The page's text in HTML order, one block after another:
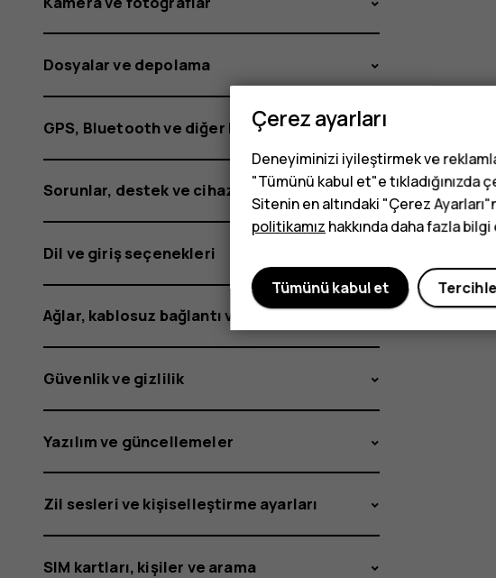
Dosyalar ve depolama
GPS, Bluetooth ve diğer bağlantılar
Sorunlar, destek ve cihaz bilgisi
Dil ve giriş seçenekleri
Ağlar, kablosuz bağlantı ve mobil veri
Güvenlik ve gizlilik
Yazılım ve güncellemeler
Zil sesleri ve kişiselleştirme ayarları
SIM kartları, kişiler ve arama
Çerez ayarları
Deneyiminizi iyileştirmek ve
"Tümünü kabul et"e tıkladığınızda
Sitenin en altındaki "Çerez
politikamız hakkında daha fazla
Tümünü kabul et